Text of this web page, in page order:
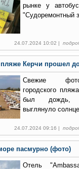
рынке у
"Судоремонтный
24.07.2024 10:02 |
пляже Керчи прошел
Свежие
городского
был дождь,
выглянуло
24.07.2024 09:16 |
пасмурно (фото)
Отель